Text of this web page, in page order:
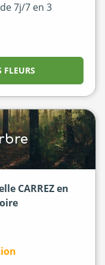
7j/7 en 3
FLEURS
CARREZ en